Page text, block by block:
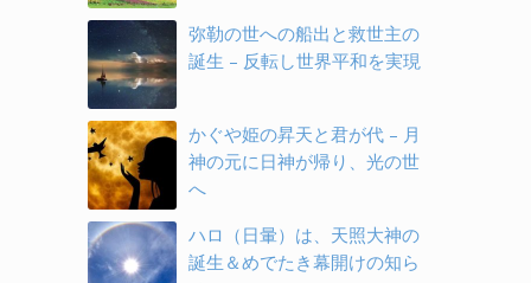
弥勒の世への船出と救世主の
誕生 – 反転し世界平和を実現
かぐや姫の昇天と君が代 – 月
神の元に日神が帰り、光の世
へ
ハロ（日暈）は、天照大神の
誕生＆めでたき幕開けの知ら